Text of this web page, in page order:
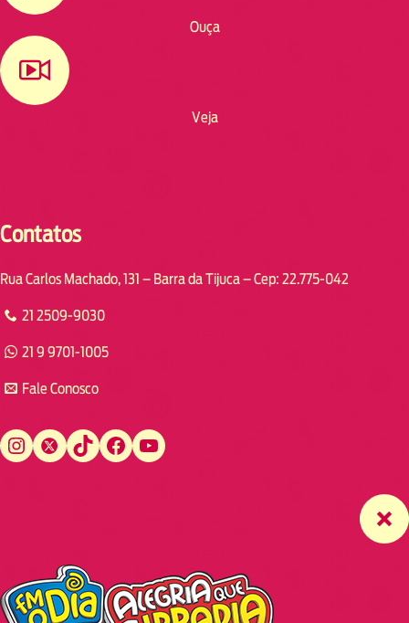
Ouça
Veja
Contatos
Rua Carlos Machado, 131 – Barra da Tijuca – Cep: 22.775-042
21 2509-9030
21 9 9701-1005
Fale Conosco
Instagram Twitter TikTok Facebook YouTube